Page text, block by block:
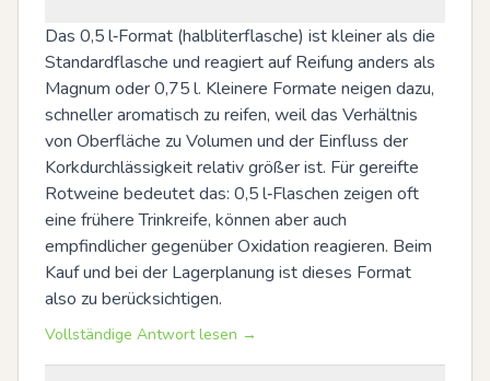
Das 0,5 l‑Format (halbliterflasche) ist kleiner als die
Standardflasche und reagiert auf Reifung anders als
Magnum oder 0,75 l. Kleinere Formate neigen dazu,
schneller aromatisch zu reifen, weil das Verhältnis
von Oberfläche zu Volumen und der Einfluss der
Korkdurchlässigkeit relativ größer ist. Für gereifte
Rotweine bedeutet das: 0,5 l‑Flaschen zeigen oft
eine frühere Trinkreife, können aber auch
empfindlicher gegenüber Oxidation reagieren. Beim
Kauf und bei der Lagerplanung ist dieses Format
also zu berücksichtigen.
Vollständige Antwort lesen →